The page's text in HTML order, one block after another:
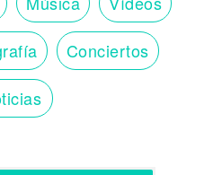
Conciertos